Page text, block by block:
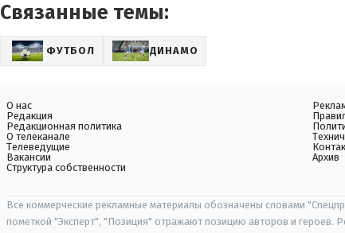
Связанные темы:
ФУТБОЛ ДИНАМО
О нас
Редакция
Редакционная политика
О телеканале
Телеведущие
Вакансии
Структура собственности
Архив
Все коммерческие рекламные материалы обозначены словами
пометкой "Эксперт", "Позиция" отражают позицию авторов и героев.